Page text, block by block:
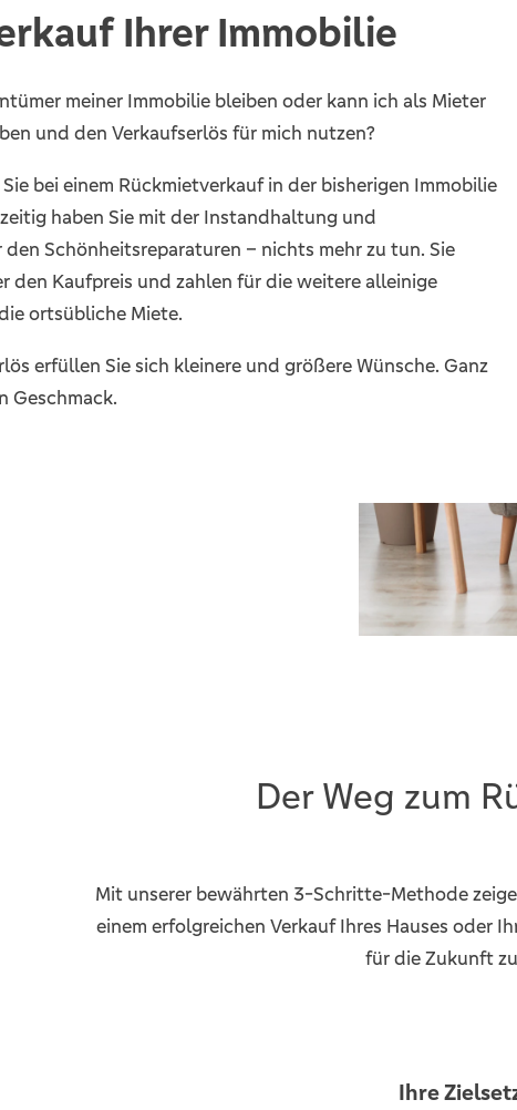
Ihrer Immobilie
meiner Immobilie bleiben oder kann ich als Mieter
und den Verkaufserlös für mich nutzen?
bei einem Rückmietverkauf in der bisherigen Immobilie
haben Sie mit der Instandhaltung und
Schönheitsreparaturen – nichts mehr zu tun. Sie
den Kaufpreis und zahlen für die weitere alleinige
ortsübliche Miete.
erfüllen Sie sich kleinere und größere Wünsche. Ganz
Geschmack.
Der Weg zum
Mit unserer bewährten 3-Schritte-Methode
einem erfolgreichen Verkauf Ihres Hauses oder
für die Zukunft
Ihre